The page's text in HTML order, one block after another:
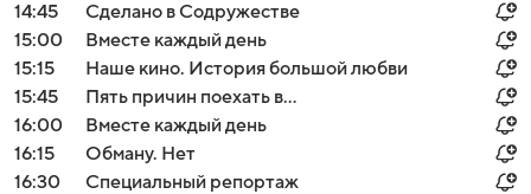
14:45
Сделано в Содружестве
15:00
Вместе каждый день
15:15
Наше кино. История большой любви
15:45
Пять причин поехать в...
16:00
Вместе каждый день
16:15
Обману. Нет
16:30
Специальный репортаж